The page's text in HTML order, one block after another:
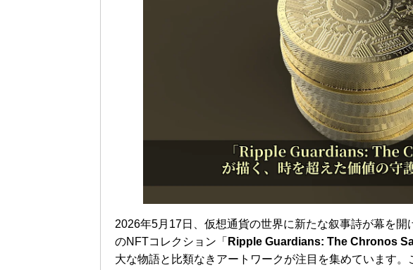
2026年5月17日、仮想通貨の世界に新たな叙事詩が幕を
のNFTコレクション「 Ripple Guardians: The Chronos
大な物語と比類なきアートワークが注目を集めています